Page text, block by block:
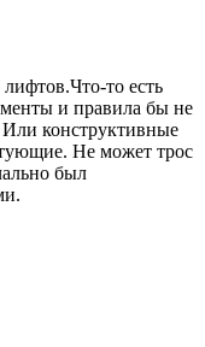
то есть
и правила бы не
Или конструктивные
Не может трос
был